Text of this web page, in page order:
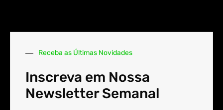
Receba as Últimas Novidades
Inscreva em Nossa
Newsletter Semanal